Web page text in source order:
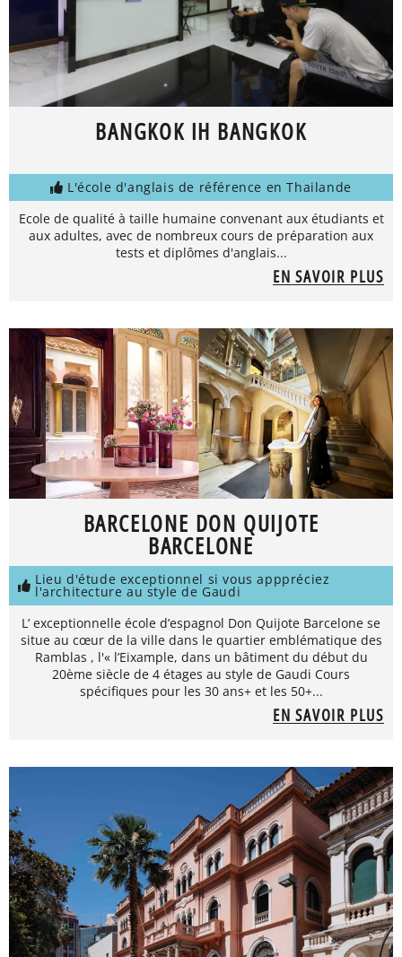
BANGKOK IH BANGKOK
L'école d'anglais de référence en Thailande
Ecole de qualité à taille humaine convenant aux étudiants et
aux adultes, avec de nombreux cours de préparation aux
tests et diplômes d'anglais...
EN SAVOIR PLUS
BARCELONE DON QUIJOTE
BARCELONE
Lieu d'étude exceptionnel si vous apppréciez
l'architecture au style de Gaudi
L’ exceptionnelle école d’espagnol Don Quijote Barcelone se
situe au cœur de la ville dans le quartier emblématique des
Ramblas , l'« l’Eixample, dans un bâtiment du début du
20ème siècle de 4 étages au style de Gaudi Cours
spécifiques pour les 30 ans+ et les 50+...
EN SAVOIR PLUS